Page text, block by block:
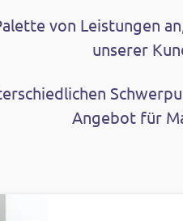
von Leistungen
unserer
Angebot für